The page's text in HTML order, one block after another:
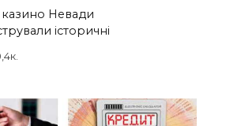
казино Невади
історичні